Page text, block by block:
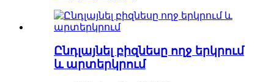
Ընդլայնել բիզնեսը ողջ երկրում
և արտերկրում